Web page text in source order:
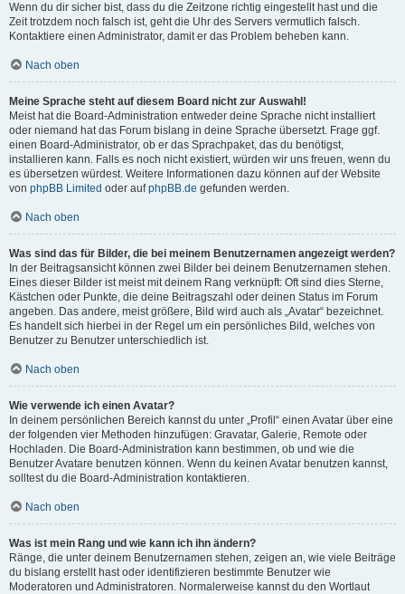
Wenn du dir sicher bist, dass du die Zeitzone richtig eingestellt hast und die
Zeit trotzdem noch falsch ist, geht die Uhr des Servers vermutlich falsch.
Kontaktiere einen Administrator, damit er das Problem beheben kann.
Nach oben
Meine Sprache steht auf diesem Board nicht zur Auswahl!
Meist hat die Board-Administration entweder deine Sprache nicht installiert
oder niemand hat das Forum bislang in deine Sprache übersetzt. Frage ggf.
einen Board-Administrator, ob er das Sprachpaket, das du benötigst,
installieren kann. Falls es noch nicht existiert, würden wir uns freuen, wenn du
es übersetzen würdest. Weitere Informationen dazu können auf der Website
von phpBB Limited oder aufphpBB.de gefunden werden.
Nach oben
Was sind das für Bilder, die bei meinem Benutzernamen angezeigt werden?
In der Beitragsansicht können zwei Bilder bei deinem Benutzernamen stehen.
Eines dieser Bilder ist meist mit deinem Rang verknüpft: Oft sind dies Sterne,
Kästchen oder Punkte, die deine Beitragszahl oder deinen Status im Forum
angeben. Das andere, meist größere, Bild wird auch als „Avatar“ bezeichnet.
Es handelt sich hierbei in der Regel um ein persönliches Bild, welches von
Benutzer zu Benutzer unterschiedlich ist.
Nach oben
Wie verwende ich einen Avatar?
In deinem persönlichen Bereich kannst du unter „Profil“ einen Avatar über eine
der folgenden vier Methoden hinzufügen: Gravatar, Galerie, Remote oder
Hochladen. Die Board-Administration kann bestimmen, ob und wie die
Benutzer Avatare benutzen können. Wenn du keinen Avatar benutzen kannst,
solltest du die Board-Administration kontaktieren.
Nach oben
Was ist mein Rang und wie kann ich ihn ändern?
Ränge, die unter deinem Benutzernamen stehen, zeigen an, wie viele Beiträge
du bislang erstellt hast oder identifizieren bestimmte Benutzer wie
Moderatoren und Administratoren. Normalerweise kannst du den Wortlaut